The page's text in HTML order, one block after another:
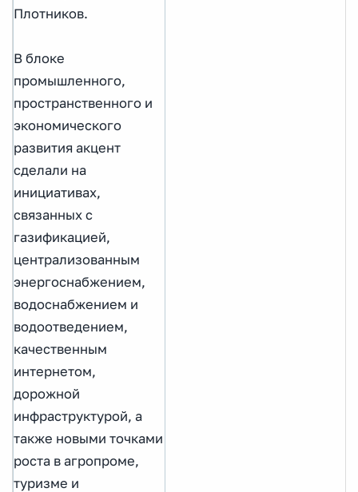
Плотников.
В блоке
промышленного,
пространственного и
экономического
развития акцент
сделали на
инициативах,
связанных с
газификацией,
централизованным
энергоснабжением,
водоснабжением и
водоотведением,
качественным
интернетом,
дорожной
инфраструктурой, а
также новыми точками
роста в агропроме,
туризме и